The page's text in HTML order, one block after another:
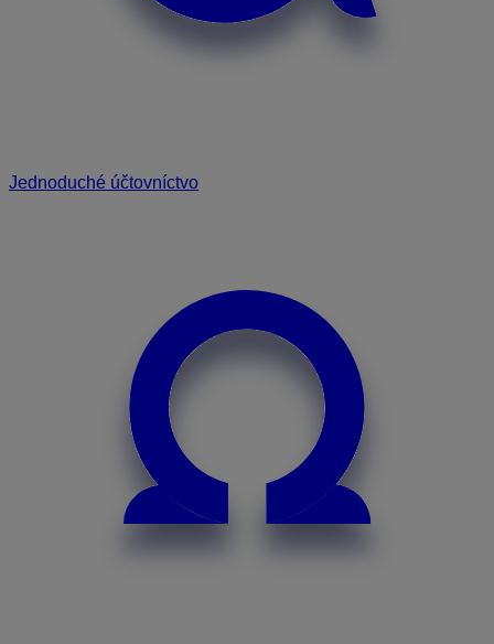
Jednoduché účtovníctvo